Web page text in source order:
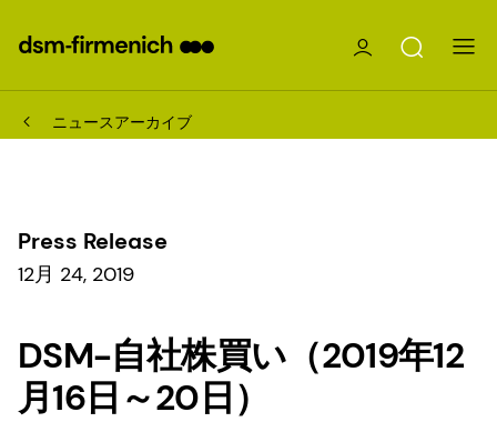
ニュースアーカイブ
Press Release
12月 24, 2019
DSM-自社株買い（2019年12
月16日～20日）